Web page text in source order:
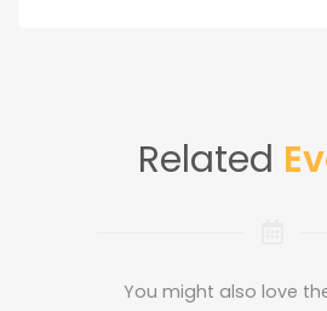
Related
You might also love